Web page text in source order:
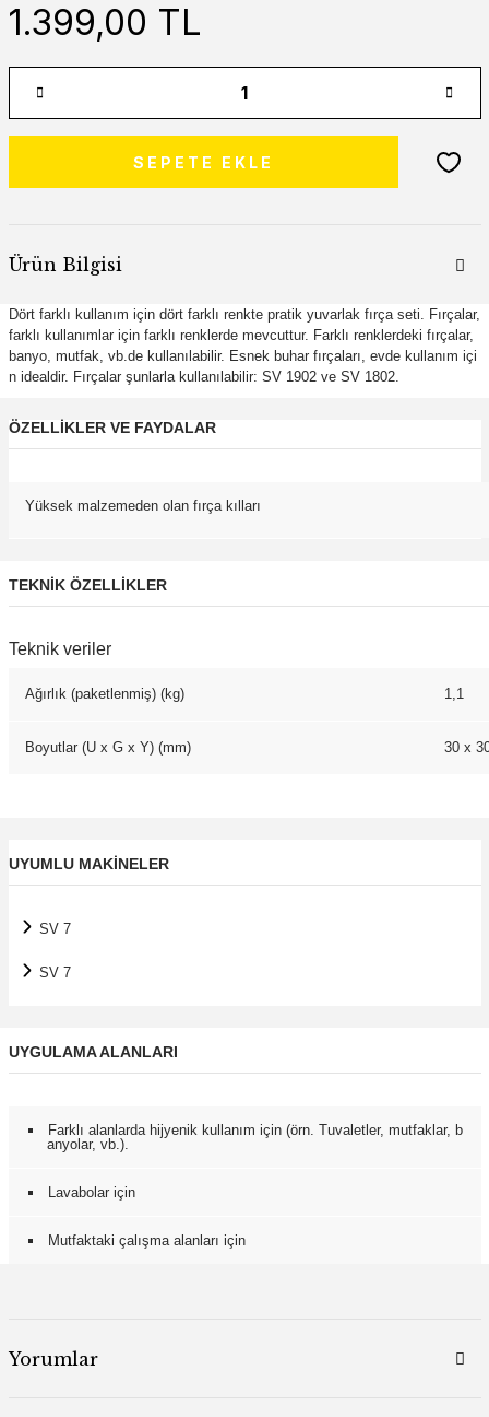
1.399,00 TL
SEPETE EKLE
Ürün Bilgisi
Dört farklı kullanım için dört farklı renkte pratik yuvarlak fırça seti. Fırçalar,
farklı kullanımlar için farklı renklerde mevcuttur. Farklı renklerdeki fırçalar,
banyo, mutfak, vb.de kullanılabilir. Esnek buhar fırçaları, evde kullanım içi
n idealdir. Fırçalar şunlarla kullanılabilir: SV 1902 ve SV 1802.
ÖZELLİKLER VE FAYDALAR
Yüksek malzemeden olan fırça kılları
TEKNİK ÖZELLİKLER
Teknik veriler
Ağırlık (paketlenmiş) (kg) 1,1
Boyutlar (U x G x Y) (mm) 30 x
UYUMLU MAKİNELER
SV 7
SV 7
UYGULAMA ALANLARI
Farklı alanlarda hijyenik kullanım için (örn. Tuvaletler, mutfaklar, b
anyolar, vb.).
Lavabolar için
Mutfaktaki çalışma alanları için
Yorumlar